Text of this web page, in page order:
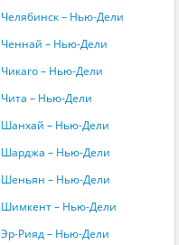
Челябинск – Нью-Дели
Ченнай – Нью-Дели
Чикаго – Нью-Дели
Чита – Нью-Дели
Шанхай – Нью-Дели
Шарджа – Нью-Дели
Шеньян – Нью-Дели
Шимкент – Нью-Дели
Эр-Рияд – Нью-Дели